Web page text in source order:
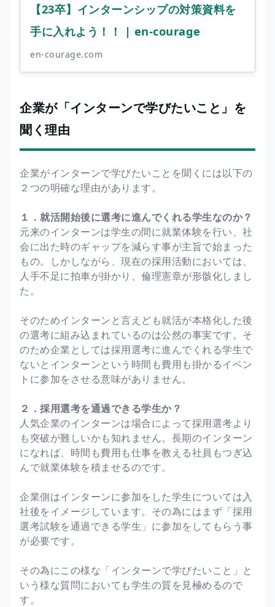
【23卒】インターンシップの対策資料を
手に入れよう！！ | en-courage
en-courage.com
企業が「インターンで学びたいこと」を
聞く理由
企業がインターンで学びたいことを聞くには以下の
２つの明確な理由があります。
１．就活開始後に選考に進んでくれる学生なのか？
元来のインターンは学生の間に就業体験を行い、社
会に出た時のギャップを減らす事が主旨で始まった
もの。しかしながら、現在の採用活動においては、
人手不足に拍車が掛かり、倫理憲章が形骸化しまし
た。
そのためインターンと言えども就活が本格化した後
の選考に組み込まれているのは公然の事実です。そ
のため企業としては採用選考に進んでくれる学生で
ないとインターンという時間も費用も掛かるイベン
トに参加をさせる意味がありません。
２．採用選考を通過できる学生か？
人気企業のインターンは場合によって採用選考より
も突破が難しいかも知れません。長期のインターン
になれば、時間も費用も仕事を教える社員もつぎ込
んで就業体験を積ませるのです。
企業側はインターンに参加をした学生については入
社後をイメージしています。その為にはまず「採用
選考試験を通過できる学生」に参加をしてもらう事
が必要です。
その為にこの様な「インターンで学びたいこと」と
いう様な質問においても学生の質を見極めるので
す。